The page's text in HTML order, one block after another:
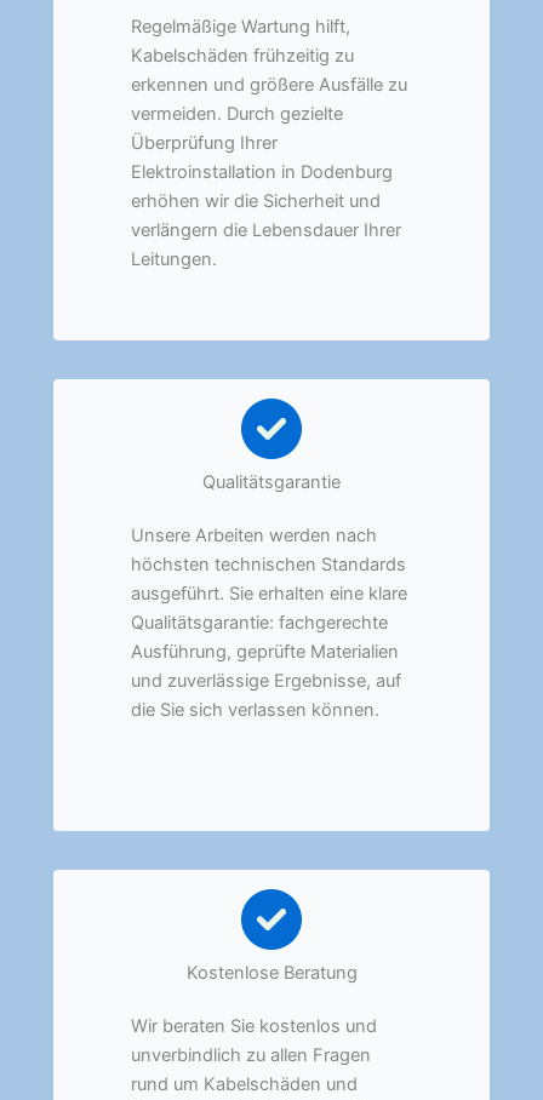
Regelmäßige Wartung hilft,
Kabelschäden frühzeitig zu
erkennen und größere Ausfälle zu
vermeiden. Durch gezielte
Überprüfung Ihrer
Elektroinstallation in Dodenburg
erhöhen wir die Sicherheit und
verlängern die Lebensdauer Ihrer
Leitungen.
Qualitätsgarantie
Unsere Arbeiten werden nach
höchsten technischen Standards
ausgeführt. Sie erhalten eine klare
Qualitätsgarantie: fachgerechte
Ausführung, geprüfte Materialien
und zuverlässige Ergebnisse, auf
die Sie sich verlassen können.
Kostenlose Beratung
Wir beraten Sie kostenlos und
unverbindlich zu allen Fragen
rund um Kabelschäden und